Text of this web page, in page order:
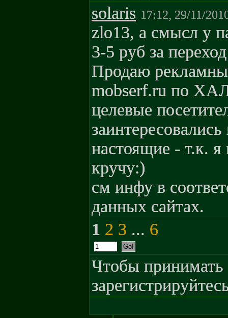
solaris 17:12, 29/11/
zlo13, а смысл у
3-5 руб за
Продаю
mobserf.ru по
целевые
настоящие - т.к.
кручу:)
см инфу в
данных сайтах.
1 2 3 ... 6
Чтобы принимать